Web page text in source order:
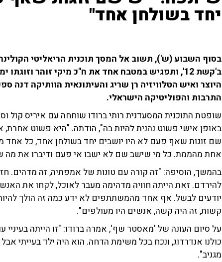
יחד בשולחן אחד"
ב'קשת 12', ותפגיש במטבח אחד את ח"כ מיקי זוהר
היוצר ואיש הטלוויזיה רן שריג והעיתונאית הוותיקה דנה
התרבות והפוליטיקה הישראלי.
שופטת התוכנית המסעדנית רותי ברודו שוחחה עם איריס קול
באופן אישי פשוט נהנית להיות בה", הודתה. "היא פשוט אחרת,
שם זוגות שאף פעם לא היו יושבים יחד בשולחן אחד, כל אחד
אחת מהממת. כל מי שישב שם לא ישבו אי פעם ודיברו את מה
בהמשך, הוסיפה: "זה קורה עם טונות של אמפתיה, זה מדהים.
להירדם. זאת הייתה חוויה מדהימה מעבר לאוכל, לקחו את
יודעים לבשל. אף אחד מהמשתתפים לא ידע כמה זה הולך
קשות, זה היה קשה, אנשים היו מעולפים".
על סיום העונה של 'מאסטר שף', אמרה ברודו: "זו הייתה בעיניי
כולנו אנדרדוג, ונכח בכל משימת הדחה. הוא היה ילד בעייתי
מגניב".